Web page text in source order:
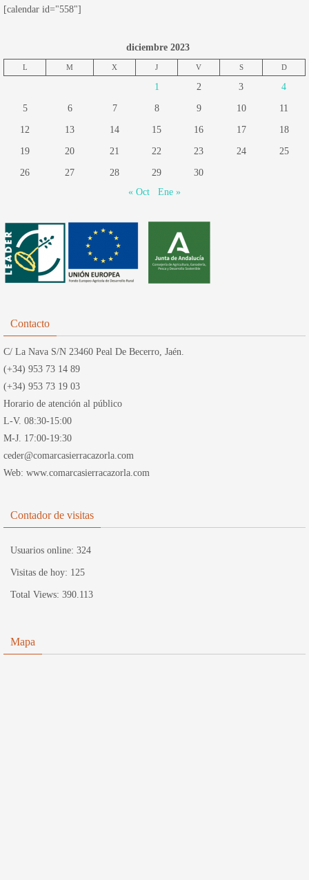
[calendar id="558"]
diciembre 2023
L M X J V S D
1 2 3 4
5 6 7 8 9 10 11
12 13 14 15 16 17 18
19 20 21 22 23 24 25
26 27 28 29
30
« Oct
Ene »
Contacto
C/ La Nava S/N 23460 Peal De Becerro, Jaén.
(+34) 953 73 14 89
(+34) 953 73 19 03
Horario de atención al público
L-V. 08:30-15:00
M-J. 17:00-19:30
ceder@comarcasierracazorla.com
Web: www.comarcasierracazorla.com
Contador de visitas
Usuarios online: 324
Visitas de hoy: 125
Total Views: 390.113
Mapa